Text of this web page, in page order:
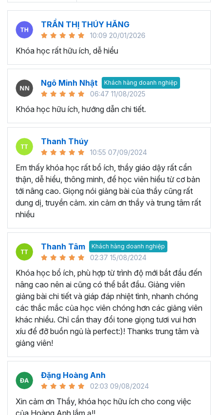
rất nhiều. Thay vì gần như chỉ sử dụng
chuyển dịch nhiều sang các công cụ online và có khả
trình bảng tính trực tuyến phổ biến nhất cung cấp các giải
pháp mà nhiều công ty sử dụng được phát hành bởi
Google.
Tại sao tham gia khóa học
Google Sheet của Gitiho?
Khóa học Google Sheets thực hành cầm tay chỉ việc từ
cơ bản đến nâng cao giúp bạn tiếp thu và ứng dụng kiến
nhanh chóng và tiện lợi nhất bởi giảng viên dày dặn kinh
nghiệm.
Khóa Google Sheets bao gồm5 Chương, 45 bài giảng,
8h 48m giờ
đi từ phần kiến thức căn bản, các thao tác cơ
dụng kết hợp các hàm đểphân tích dữ liệuvà lập bản báo
cáo trên Google trang tính.
Bạn sẽ nắm vững các công thức mới và tìm hiểu chức
năng mới để có thể tìm ra những cách tốt hơn để thiết lập
bảng tính hiện có của mình. Khóa học Google Sheets
online này có rất nhiều ví dụ thực tế trong công việc, giúp
bạn hình thành tư duy xử lý vấn đề với Google Sheet.
Khóa học Google Sheet này
dành cho ai?
trong công việc, thì khóa học này hoàn toàn phù hợp với
bạn. Đặc biệt là với:
Người mới bắt đầu sử dụng Google Sheet, hoặc sử
TRẦN THỊ THÚY HĂNG
10:09 20/01/2026
Khóa học rất hữu ích, dễ hiểu
Ngô Minh Nhật Khách hàng doanh nghiệp
06:47 11/08/2025
Khóa học hữu ích, hướng dẫn chi tiết.
Thanh Thúy
10:55 07/09/2024
Em thấy khóa học rất bổ ích, thầy giáo dậy rất cẩn
thận, dễ hiểu, thông minh, để học viên hiểu từ cơ bản
tới nâng cao. Giọng nói giảng bài của thầy cũng rất
dung dị, truyền cảm. xin cảm ơn thầy và trung tâm rất
nhiều
Thanh Tâm Khách hàng doanh nghiệp
02:37 15/08/2024
Khóa học bổ ích, phù hợp từ trình độ mới bắt đầu đến
nâng cao nên ai cũng có thể bắt đầu. Giảng viên
giảng bài chi tiết và giáp đáp nhiệt tình, nhanh chóng
các thắc mắc của học viên chóng hơn các giảng viên
khác nhiều. Chỉ cần thay đổi tone giọng tươi vui hơn
xíu để đỡ buồn ngủ là perfect:)! Thanks trung tâm và
giảng viên!
Đặng Hoàng Anh
02:03 09/08/2024
Xin cảm ơn Thầy, khóa học hữu ích cho cong việc